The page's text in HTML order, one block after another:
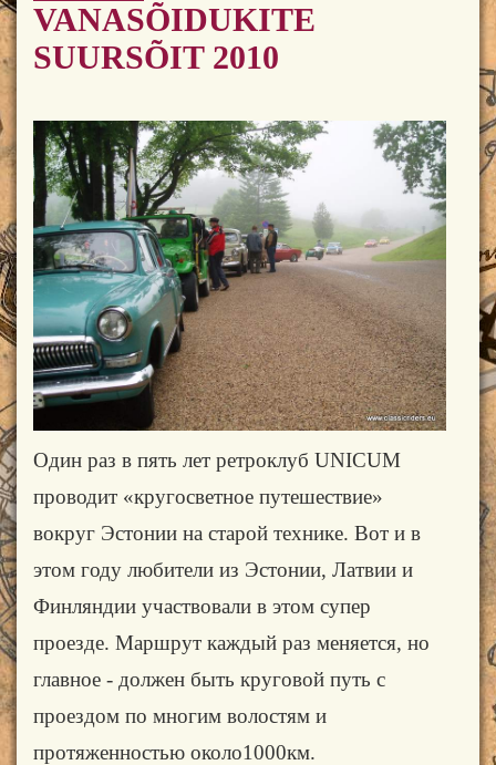
VANASÕIDUKITE
SUURSÕIT 2010
Один раз в пять лет ретроклуб UNICUM
проводит «кругосветное путешествие»
вокруг Эстонии на старой технике. Вот и в
этом году любители из Эстонии, Латвии и
Финляндии участвовали в этом супер
проезде. Маршрут каждый раз меняется, но
главное - должен быть круговой путь с
проездом по многим волостям и
протяженностью около1000км.